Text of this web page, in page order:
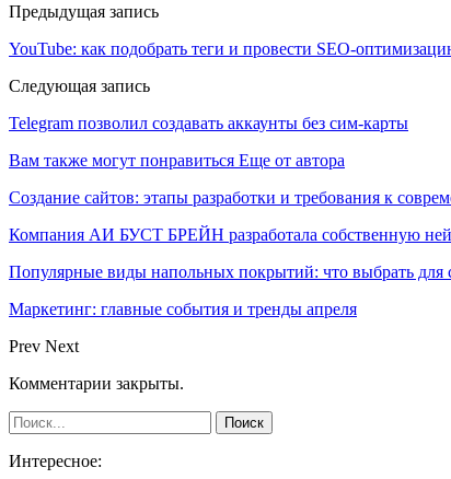
Предыдущая запись
YouTube: как подобрать теги и провести SEO-
Следующая запись
Telegram позволил создавать аккаунты без сим-карты
Вам также могут понравиться Еще от автора
Создание сайтов: этапы разработки и требования к
Компания АИ БУСТ БРЕЙН разработала собственную
Популярные виды напольных покрытий: что выбрать для
Маркетинг: главные события и тренды апреля
Prev Next
Комментарии закрыты.
Интересное: